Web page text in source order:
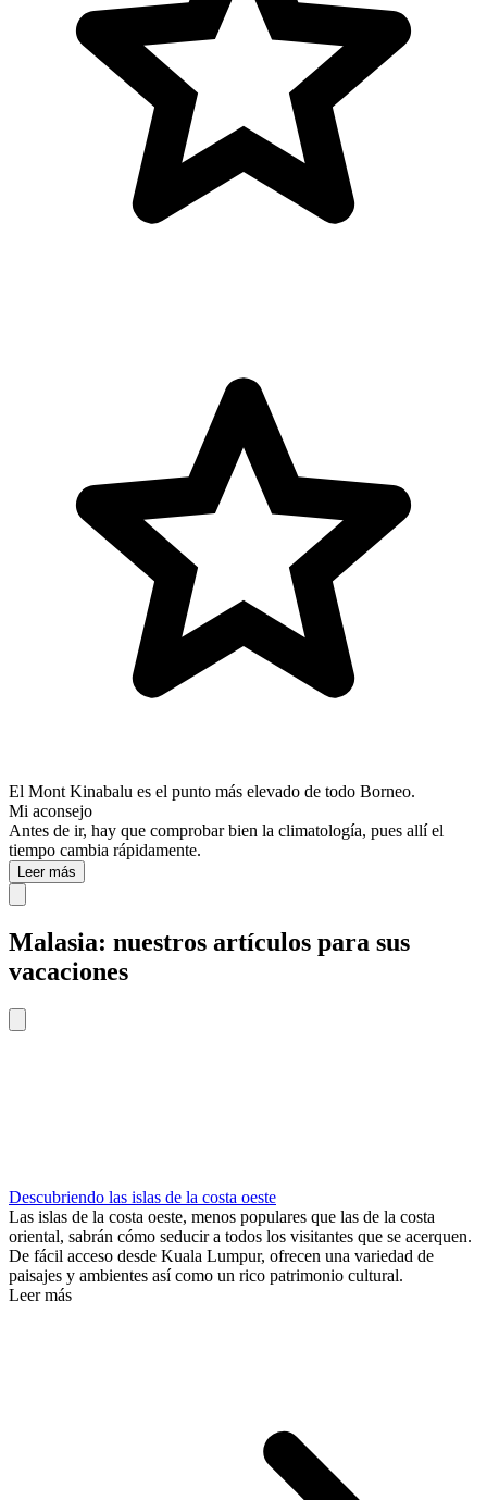
El Mont Kinabalu es el punto más elevado de todo Borneo.
Mi aconsejo
Antes de ir, hay que comprobar bien la climatología, pues allí el
tiempo cambia rápidamente.
Leer más
Malasia: nuestros artículos para sus
vacaciones
Descubriendo las islas de la costa oeste
Las islas de la costa oeste, menos populares que las de la costa
oriental, sabrán cómo seducir a todos los visitantes que se acerquen.
De fácil acceso desde Kuala Lumpur, ofrecen una variedad de
paisajes y ambientes así como un rico patrimonio cultural.
Leer más